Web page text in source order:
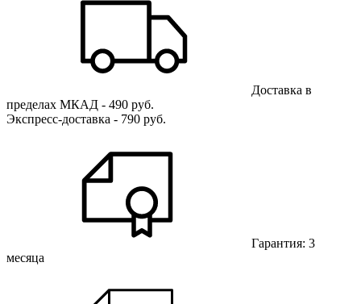
Доставка в
пределах МКАД - 490 руб.
Экспресс-доставка - 790 руб.
Гарантия: 3
месяца